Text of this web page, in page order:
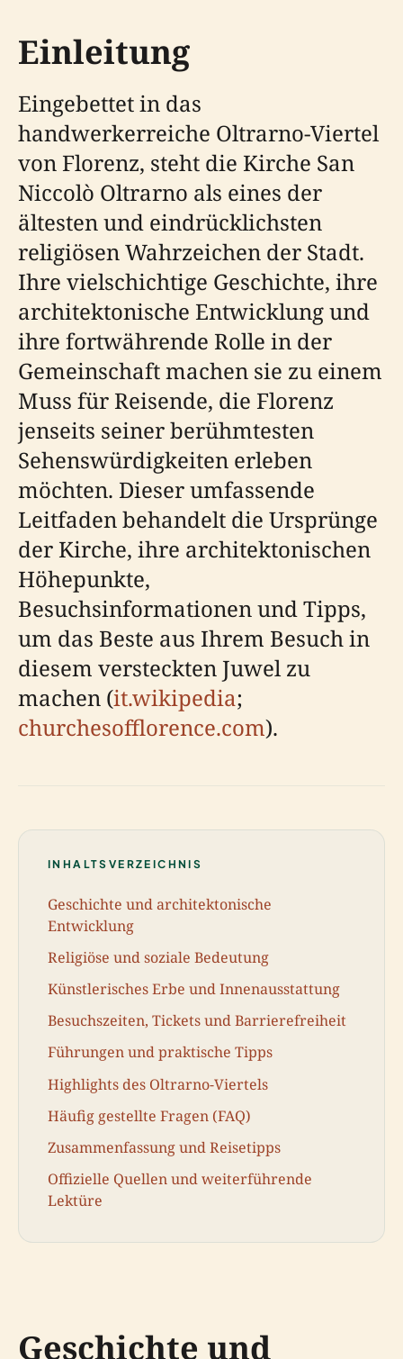
Einleitung
Eingebettet in das
handwerkerreiche Oltrarno-Viertel
von Florenz, steht die Kirche San
Niccolò Oltrarno als eines der
ältesten und eindrücklichsten
religiösen Wahrzeichen der Stadt.
Ihre vielschichtige Geschichte, ihre
architektonische Entwicklung und
ihre fortwährende Rolle in der
Gemeinschaft machen sie zu einem
Muss für Reisende, die Florenz
jenseits seiner berühmtesten
Sehenswürdigkeiten erleben
möchten. Dieser umfassende
Leitfaden behandelt die Ursprünge
der Kirche, ihre architektonischen
Höhepunkte,
Besuchsinformationen und Tipps,
um das Beste aus Ihrem Besuch in
diesem versteckten Juwel zu
machen (it.wikipedia;
churchesofflorence.com).
INHALTSVERZEICHNIS
Geschichte und architektonische
Entwicklung
Religiöse und soziale Bedeutung
Künstlerisches Erbe und Innenausstattung
Besuchszeiten, Tickets und Barrierefreiheit
Führungen und praktische Tipps
Highlights des Oltrarno-Viertels
Häufig gestellte Fragen (FAQ)
Zusammenfassung und Reisetipps
Offizielle Quellen und weiterführende
Lektüre
Geschichte und